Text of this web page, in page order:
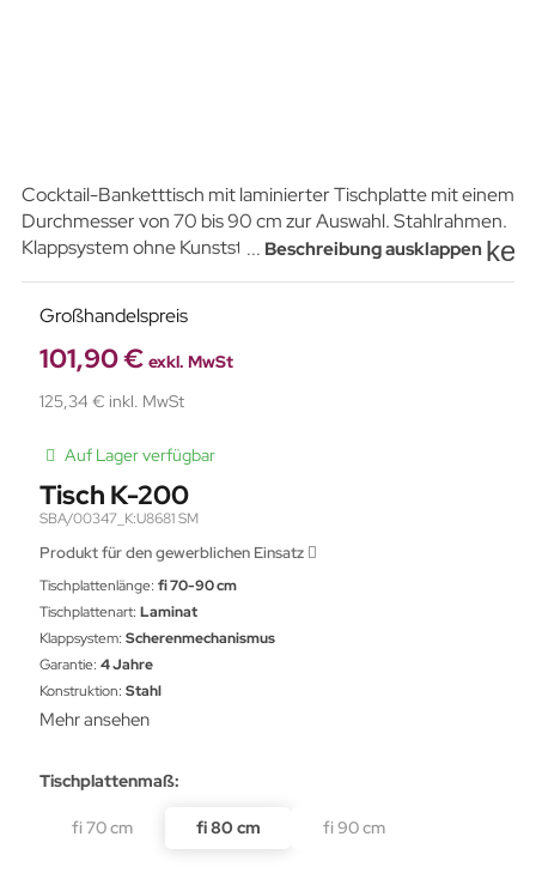
Cocktail-Banketttisch mit laminierter Tischplatte mit einem
Durchmesser von 70 bis 90 cm zur Auswahl. Stahlrahmen.
Klappsystem ohne Kunststoffelemente. Stapelbar.
... Beschreibung ausklappen
Großhandelspreis
101,90 € exkl. MwSt
125,34 € inkl. MwSt
Auf Lager verfügbar
Tisch K-200
SBA/00347_K:U8681 SM
Produkt für den gewerblichen Einsatz
Tischplattenlänge: fi 70-90 cm
Tischplattenart: Laminat
Klappsystem: Scherenmechanismus
Garantie: 4 Jahre
Konstruktion: Stahl
Mehr ansehen
Tischplattenmaß:
fi 70 cm fi 80 cm fi 90 cm